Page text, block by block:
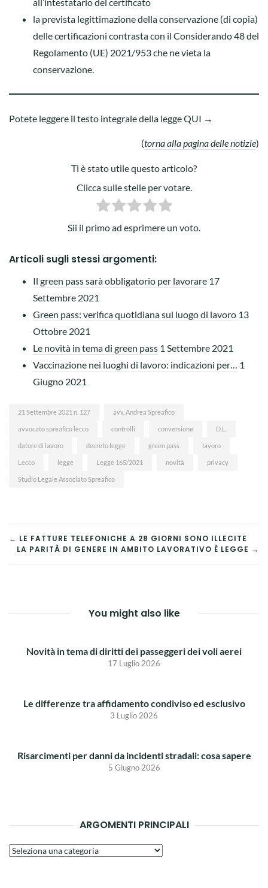
la prevista legittimazione della conservazione (di copia)
delle certificazioni contrasta con il Considerando 48 del
Regolamento (UE) 2021/953 che ne vieta la
conservazione.
Potete leggere il testo integrale della leggeQUI →
(torna alla pagina delle notizie)
Ti è stato utile questo articolo?
Clicca sulle stelle per votare.
Sii il primo ad esprimere un voto.
Articoli sugli stessi argomenti:
Il green pass sarà obbligatorio per lavorare 17
Settembre 2021
Green pass: verifica quotidiana sul luogo di lavoro 13
Ottobre 2021
Le novità in tema di green pass 1 Settembre 2021
Vaccinazione nei luoghi di lavoro: indicazioni per… 1
Giugno 2021
21 Settembre 2021 n. 127 avv. Andrea Spreafico
avvocato spreafico lecco controlli conversione D.L.
datore di lavoro decreto legge green pass lavoro
Lecco legge Legge 165/2021 novità privacy
Studio Legale Associato Spreafico
NAVIGAZIONE
ARTICOLI
← LE FATTURE TELEFONICHE A 28 GIORNI SONO ILLECITE
LA PARITÀ DI GENERE IN AMBITO LAVORATIVO È LEGGE →
You might also like
Novità in tema di diritti dei passeggeri dei voli aerei
17 Luglio 2026
Le differenze tra affidamento condiviso ed esclusivo
3 Luglio 2026
Risarcimenti per danni da incidenti stradali: cosa sapere
5 Giugno 2026
ARGOMENTI PRINCIPALI
Argomenti